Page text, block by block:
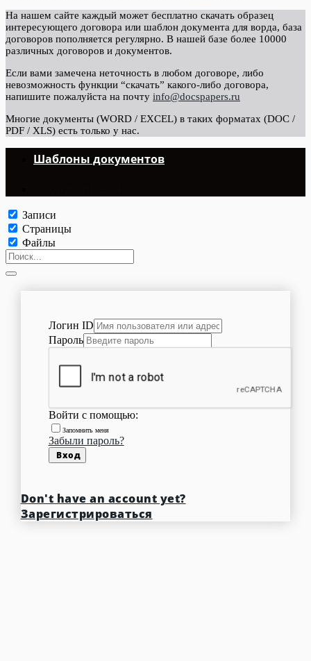
На нашем сайте каждый может бесплатно скачать образец
интересующего договора или шаблон документа для ворда, база
договоров пополняется регулярно. В нашей базе более 10000
различных договоров и документов.
Если вами замечена неточность в любом договоре, либо
невозможность функции “скачать” какого-либо договора,
напишите пожалуйста на почту info@docspapers.ru
Многие документы (WORD / EXCEL) в таких форматах (DOC /
PDF / XLS) есть только у нас.
Шаблоны документов
Записи
Страницы
Файлы
Логин ID
Пароль
Войти с помощью:
Запомнить меня
Забыли пароль?
Вход
Don't have an account yet?
Зарегистрироваться